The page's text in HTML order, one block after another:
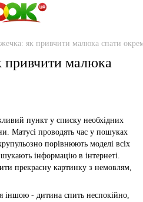
як привчити малюка спати
привчити малюка
пункт у списку необхідних
Матусі проводять час у пошуках
порівнюють моделі всіх
інформацію в інтернеті.
прекрасну картинку з немовлям,
іншою - дитина спить неспокійно,